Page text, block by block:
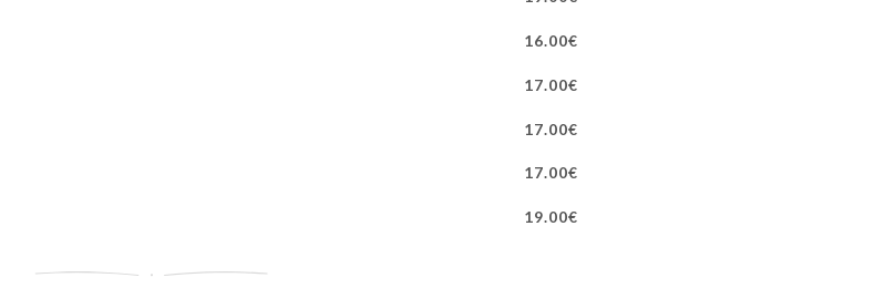
16.00€
17.00€
17.00€
17.00€
19.00€